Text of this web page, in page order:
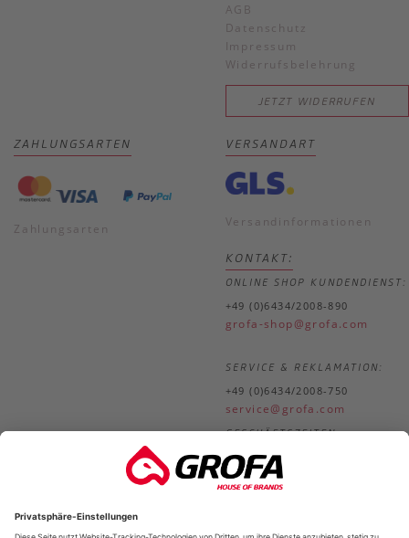
AGB
Datenschutz
Impressum
Widerrufsbelehrung
JETZT WIDERRUFEN
ZAHLUNGSARTEN
Zahlungsarten
VERSANDART
Versandinformationen
KONTAKT:
ONLINE SHOP KUNDENDIENST:
+49 (0)6434/2008-890
grofa-shop@grofa.com
SERVICE & REKLAMATION:
+49 (0)6434/2008-750
service@grofa.com
GESCHÄFTSZEITEN:
Mo.-
Do.
8.30-18.00 Uhr